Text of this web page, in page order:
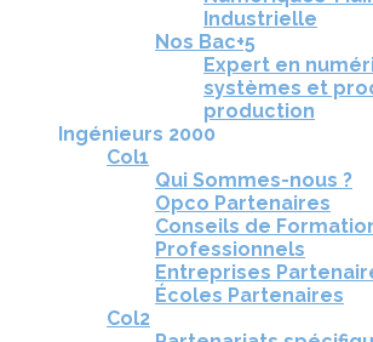
Industrielle
Nos Bac+5
Expert en
systèmes et
production
Ingénieurs 2000
Col1
Qui Sommes-nous ?
Opco Partenaires
Conseils de
Professionnels
Entreprises
Écoles Partenaires
Col2